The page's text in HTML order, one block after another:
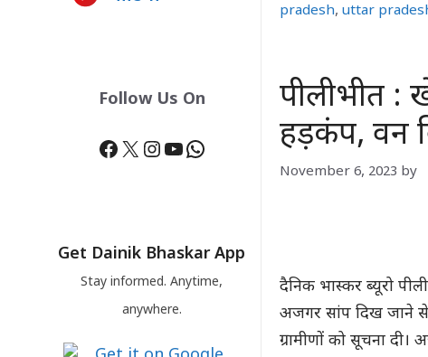
pradesh, uttar
पीलीभीत :
हड़कंप, वन
November 6, 2023 by
दैनिक भास्कर ब्यूरो
अजगर सांप दिख जाने
ग्रामीणों को सूचना
Follow Us On
Facebook
X Instagram
YouTube
WhatsApp
Get Dainik Bhaskar App
Stay informed. Anytime,
anywhere.